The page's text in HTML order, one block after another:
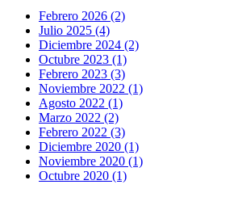
Febrero 2026 (2)
Julio 2025 (4)
Diciembre 2024 (2)
Octubre 2023 (1)
Febrero 2023 (3)
Noviembre 2022 (1)
Agosto 2022 (1)
Marzo 2022 (2)
Febrero 2022 (3)
Diciembre 2020 (1)
Noviembre 2020 (1)
Octubre 2020 (1)